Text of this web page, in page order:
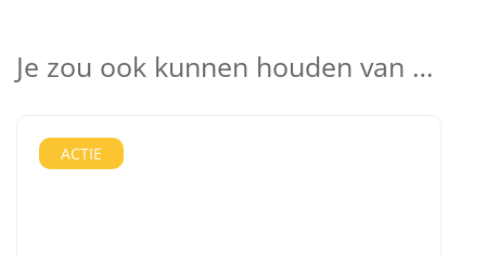
Je zou ook kunnen houden van …
ACTIE